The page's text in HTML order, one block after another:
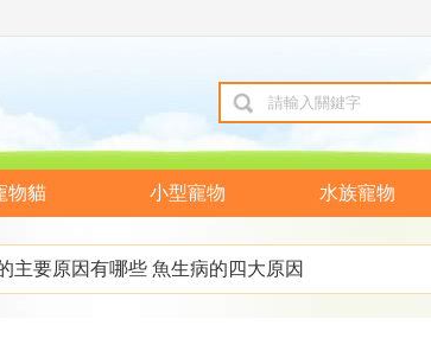
物貓 小型寵物 水族寵物
主要原因有哪些 魚生病的四大原因